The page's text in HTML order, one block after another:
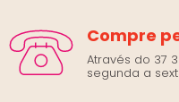
Compre
Através do 37
segunda a